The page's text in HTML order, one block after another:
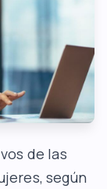
de las
según